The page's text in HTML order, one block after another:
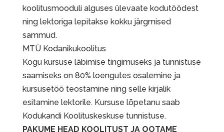
koolitusmooduli alguses ülevaate kodutöödest
ning lektoriga lepitakse kokku järgmised
sammud.
MTÜ Kodanikukoolitus
Kogu kursuse läbimise tingimuseks ja tunnistuse
saamiseks on 80% loengutes osalemine ja
kursusetöö teostamine ning selle kirjalik
esitamine lektorile. Kursuse lõpetanu saab
Kodukandi Koolituskeskuse tunnistuse.
PAKUME HEAD KOOLITUST JA OOTAME